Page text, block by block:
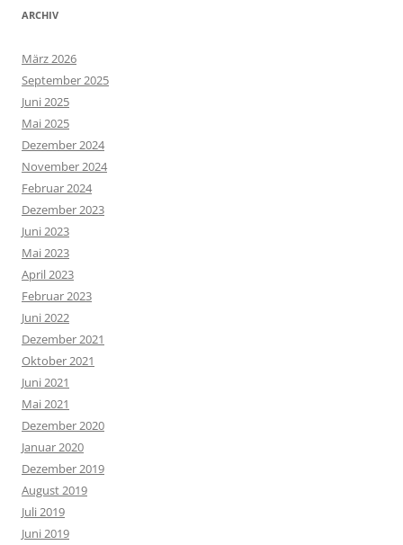
ARCHIV
März 2026
September 2025
Juni 2025
Mai 2025
Dezember 2024
November 2024
Februar 2024
Dezember 2023
Juni 2023
Mai 2023
April 2023
Februar 2023
Juni 2022
Dezember 2021
Oktober 2021
Juni 2021
Mai 2021
Dezember 2020
Januar 2020
Dezember 2019
August 2019
Juli 2019
Juni 2019